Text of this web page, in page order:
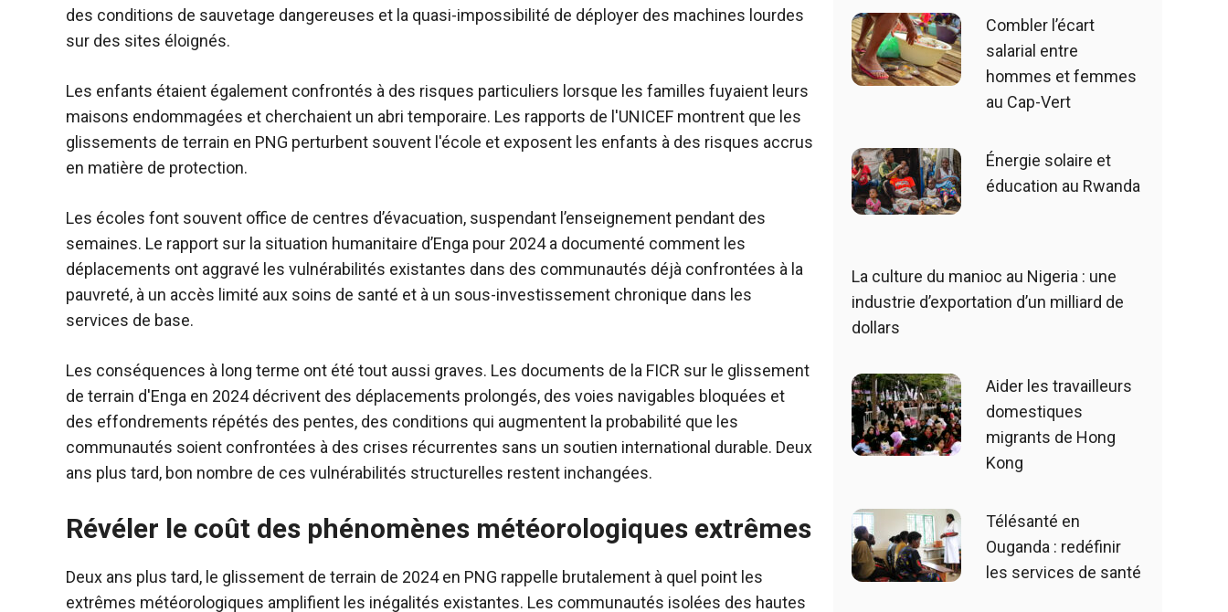
des conditions de sauvetage dangereuses et la quasi-impossibilité de déployer des machines lourdes
sur des sites éloignés.
Les enfants étaient également confrontés à des risques particuliers lorsque les familles fuyaient leurs
maisons endommagées et cherchaient un abri temporaire. Les rapports de l'UNICEF montrent que les
glissements de terrain en PNG perturbent souvent l'école et exposent les enfants à des risques accrus
en matière de protection.
Les écoles font souvent office de centres d’évacuation, suspendant l’enseignement pendant des
semaines. Le rapport sur la situation humanitaire d’Enga pour 2024 a documenté comment les
déplacements ont aggravé les vulnérabilités existantes dans des communautés déjà confrontées à la
pauvreté, à un accès limité aux soins de santé et à un sous-investissement chronique dans les
services de base.
Les conséquences à long terme ont été tout aussi graves. Les documents de la FICR sur le glissement
de terrain d'Enga en 2024 décrivent des déplacements prolongés, des voies navigables bloquées et
des effondrements répétés des pentes, des conditions qui augmentent la probabilité que les
communautés soient confrontées à des crises récurrentes sans un soutien international durable. Deux
ans plus tard, bon nombre de ces vulnérabilités structurelles restent inchangées.
Révéler le coût des phénomènes météorologiques extrêmes
Deux ans plus tard, le glissement de terrain de 2024 en PNG rappelle brutalement à quel point les
extrêmes météorologiques amplifient les inégalités existantes. Les communautés isolées des hautes
Combler l’écart
salarial entre
hommes et femmes
au Cap-Vert
Énergie solaire et
éducation au Rwanda
La culture du manioc au Nigeria : une
industrie d’exportation d’un milliard de
dollars
Aider les travailleurs
domestiques
migrants de Hong
Kong
Télésanté en
Ouganda : redéfinir
les services de santé